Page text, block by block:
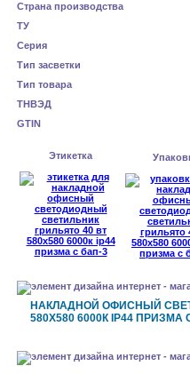
Страна производства
ТУ
Серия
Тип засветки
Тип товара
ТНВЭД
GTIN
Этикетка
НАКЛАДНОЙ ОФИСНЫЙ
580X580 6000К IP44 ПРИЗМА